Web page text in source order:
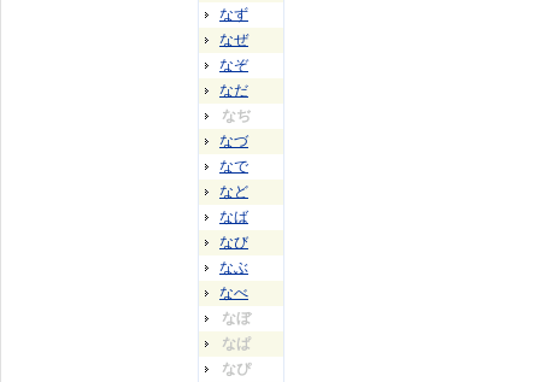
なず
なぜ
なぞ
なだ
なぢ
なづ
なで
など
なば
なび
なぶ
なべ
なぼ
なぱ
なぴ